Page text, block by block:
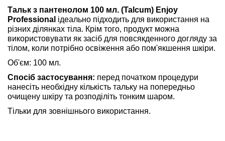
Тальк з пантенолом 100 мл. (Talcum) Enjoy
Professional ідеально підходить для використання на
різних ділянках тіла. Крім того, продукт можна
використовувати як засіб для повсякденного догляду за
тілом, коли потрібно освіження або пом'якшення шкіри.
Об'єм: 100 мл.
Спосіб застосування: перед початком процедури
нанесіть необхідну кількість тальку на попередньо
очищену шкіру та розподіліть тонким шаром.
Тільки для зовнішнього використання.